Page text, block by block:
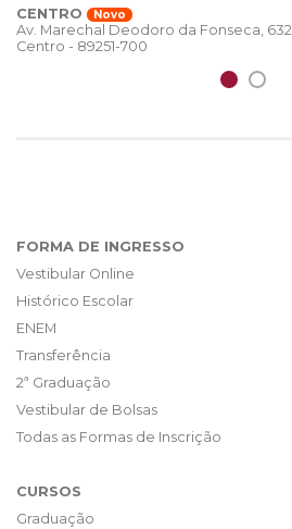
CENTRO
Novo
Av. Marechal Deodoro da Fonseca, 632
Centro - 89251-700
FORMA DE INGRESSO
Vestibular Online
Histórico Escolar
ENEM
Transferência
2ª Graduação
Vestibular de Bolsas
Todas as Formas de Inscrição
CURSOS
Graduação